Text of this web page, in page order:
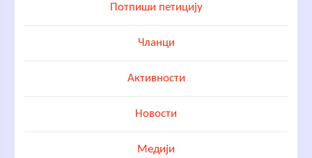
Потпиши петицију
Чланци
Активности
Новости
Медији